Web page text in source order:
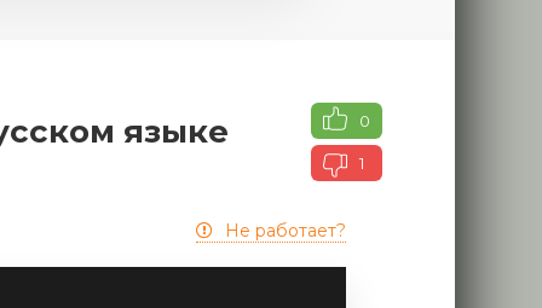
языке 0
1
Не работает?